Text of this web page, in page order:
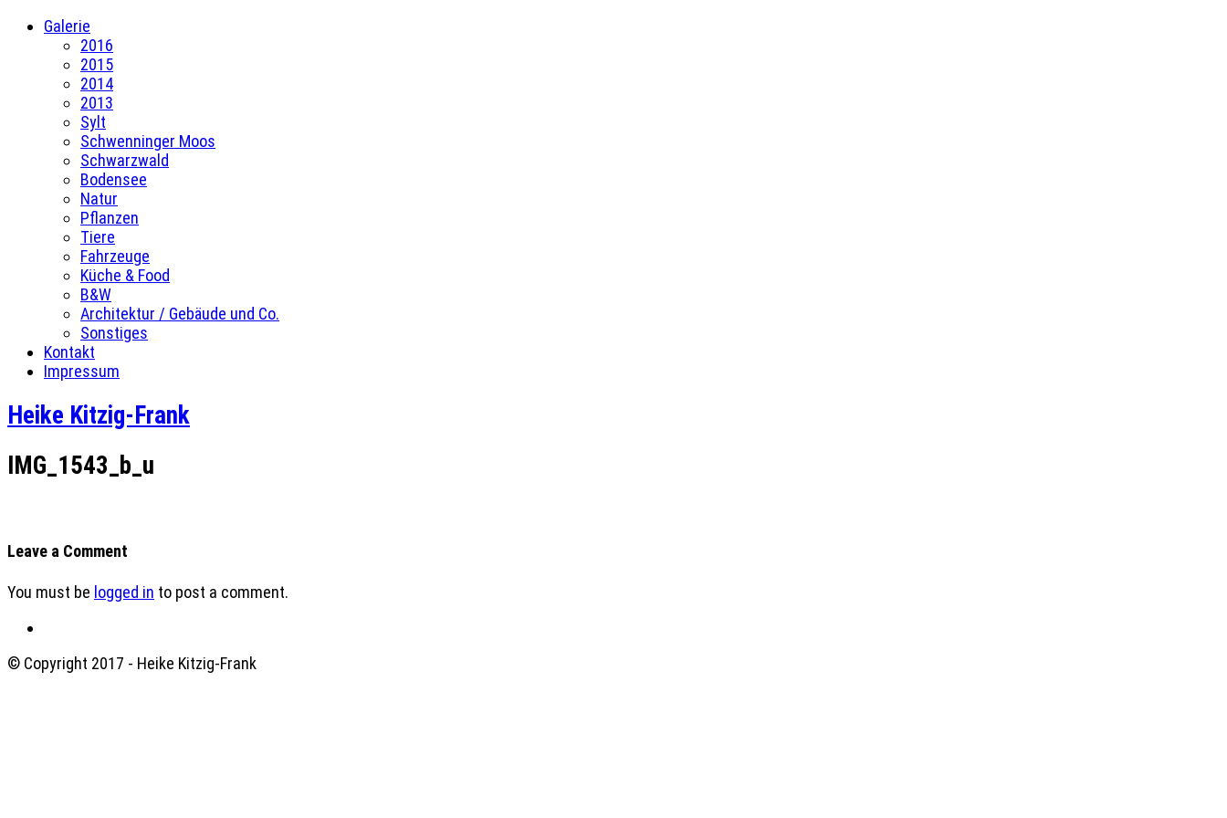
Galerie
2016
2015
2014
2013
Sylt
Schwenninger Moos
Schwarzwald
Bodensee
Natur
Pflanzen
Tiere
Fahrzeuge
Küche & Food
B&W
Architektur / Gebäude und Co.
Sonstiges
Kontakt
Impressum
Heike Kitzig-Frank
IMG_1543_b_u
Leave a Comment
You must be logged in to post a comment.
© Copyright 2017 - Heike Kitzig-Frank